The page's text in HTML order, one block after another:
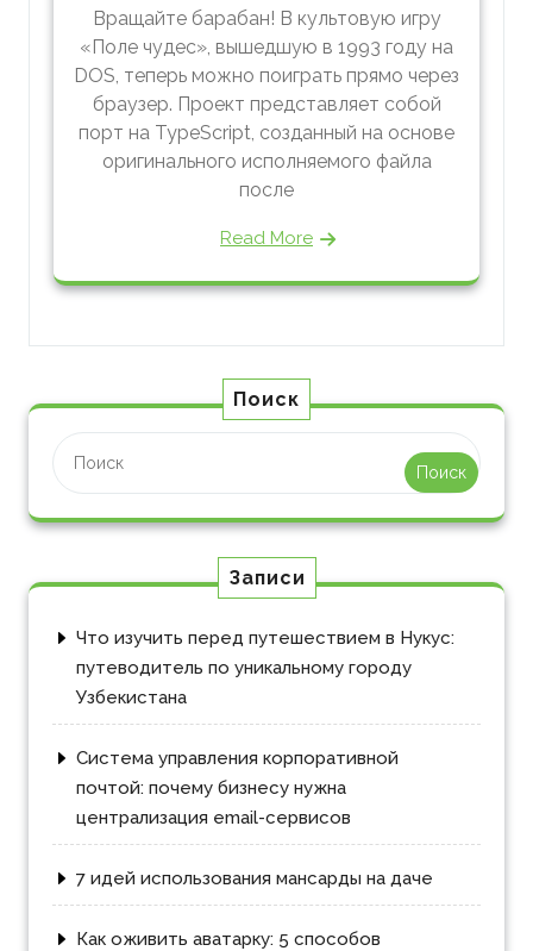
Вращайте барабан! В культовую игру
«Поле чудес», вышедшую в 1993 году на
DOS, теперь можно поиграть прямо через
браузер. Проект представляет собой
порт на TypeScript, созданный на основе
оригинального исполняемого файла
после
Read More
Поиск
Поиск
Записи
Что изучить перед путешествием в Нукус:
путеводитель по уникальному городу
Узбекистана
Система управления корпоративной
почтой: почему бизнесу нужна
централизация email-сервисов
7 идей использования мансарды на даче
Как оживить аватарку: 5 способов